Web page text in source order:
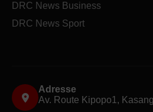
DRC News Business
DRC News Sport
Adresse
Av. Route Kipopo1,